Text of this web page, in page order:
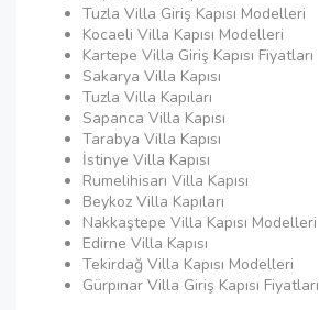
Tuzla Villa Giriş Kapısı Modelleri
Kocaeli Villa Kapısı Modelleri
Kartepe Villa Giriş Kapısı Fiyatları
Sakarya Villa Kapısı
Tuzla Villa Kapıları
Sapanca Villa Kapısı
Tarabya Villa Kapısı
İstinye Villa Kapısı
Rumelihisarı Villa Kapısı
Beykoz Villa Kapıları
Nakkaştepe Villa Kapısı Modelleri
Edirne Villa Kapısı
Tekirdağ Villa Kapısı Modelleri
Gürpınar Villa Giriş Kapısı Fiyatları